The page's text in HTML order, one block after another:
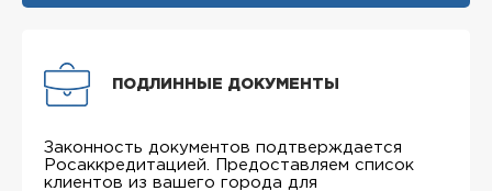
ПОДЛИННЫЕ ДОКУМЕНТЫ
Законность документов подтверждается
Росаккредитацией. Предоставляем список
клиентов из вашего города для